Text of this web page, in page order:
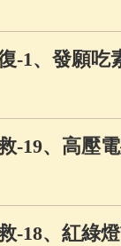
-1、發願
-19、高壓
-18、紅綠